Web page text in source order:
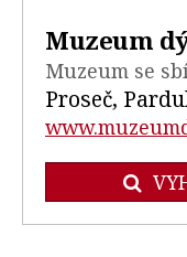
Muzeum
Muzeum se
Proseč,